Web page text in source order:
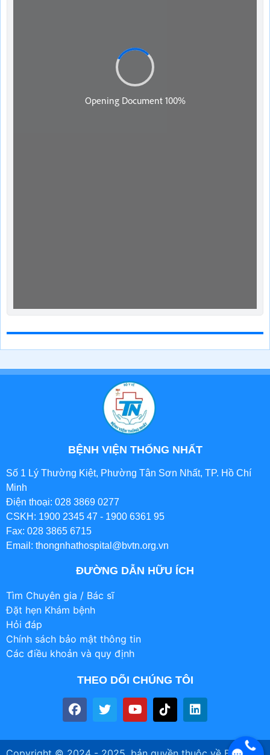
BỆNH VIỆN THỐNG NHẤT
Số 1 Lý Thường Kiệt, Phường Tân Sơn Nhất, TP. Hồ Chí
Minh
Điện thoại: 028 3869 0277
CSKH: 1900 2345 47 - 1900 6361 95
Fax: 028 3865 6715
Email: thongnhathospital@bvtn.org.vn
ĐƯỜNG DẪN HỮU ÍCH
Tìm Chuyên gia / Bác sĩ
Đặt hẹn Khám bệnh
Hỏi đáp
Chính sách bảo mật thông tin
Các điều khoản và quy định
THEO DÕI CHÚNG TÔI